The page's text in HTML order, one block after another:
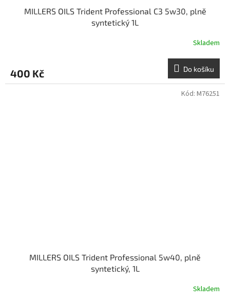
MILLERS OILS Trident Professional C3 5w30, plně
syntetický 1L
Skladem
400 Kč Do košíku
MILLERS OILS Trident Professional 5w40, plně
syntetický, 1L
Skladem
Kód: M76251